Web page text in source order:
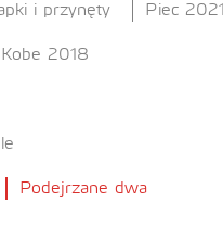
i przynęty Piec 2021
2018
Podejrzane dwa